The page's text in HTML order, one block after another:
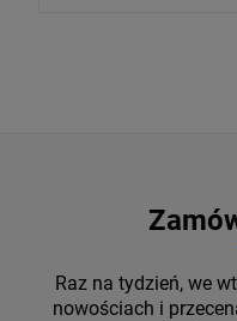
Raz na tydzień, we
nowościach i